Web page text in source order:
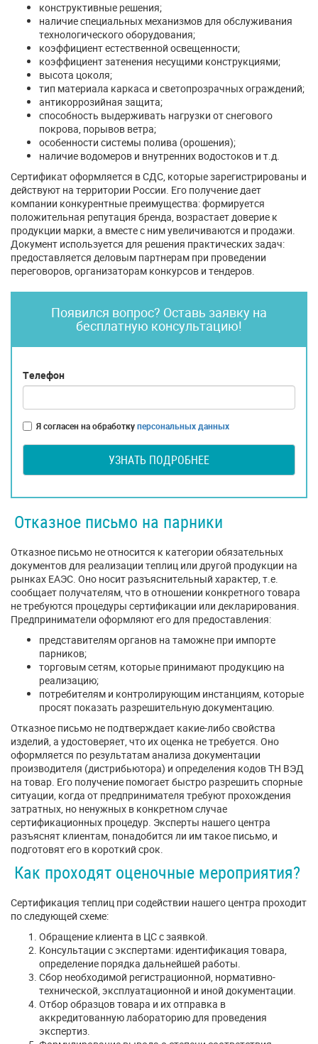
конструктивные решения;
наличие специальных механизмов для обслуживания
технологического оборудования;
коэффициент естественной освещенности;
коэффициент затенения несущими конструкциями;
высота цоколя;
тип материала каркаса и светопрозрачных ограждений;
антикоррозийная защита;
способность выдерживать нагрузки от снегового
покрова, порывов ветра;
особенности системы полива (орошения);
наличие водомеров и внутренних водостоков и т.д.
Сертификат оформляется в СДС, которые зарегистрированы и
действуют на территории России. Его получение дает
компании конкурентные преимущества: формируется
положительная репутация бренда, возрастает доверие к
продукции марки, а вместе с ним увеличиваются и продажи.
Документ используется для решения практических задач:
предоставляется деловым партнерам при проведении
переговоров, организаторам конкурсов и тендеров.
Появился вопрос? Оставь заявку на
бесплатную консультацию!
Телефон
Я согласен на обработкуперсональных данных
УЗНАТЬ ПОДРОБНЕЕ
Отказное письмо на парники
Отказное письмо не относится к категории обязательных
документов для реализации теплиц или другой продукции на
рынках ЕАЭС. Оно носит разъяснительный характер, т.е.
сообщает получателям, что в отношении конкретного товара
не требуются процедуры сертификации или декларирования.
Предприниматели оформляют его для предоставления:
представителям органов на таможне при импорте
парников;
торговым сетям, которые принимают продукцию на
реализацию;
потребителям и контролирующим инстанциям, которые
просят показать разрешительную документацию.
Отказное письмо не подтверждает какие-либо свойства
изделий, а удостоверяет, что их оценка не требуется. Оно
оформляется по результатам анализа документации
производителя (дистрибьютора) и определения кодов ТН ВЭД
на товар. Его получение помогает быстро разрешить спорные
ситуации, когда от предпринимателя требуют прохождения
затратных, но ненужных в конкретном случае
сертификационных процедур. Эксперты нашего центра
разъяснят клиентам, понадобится ли им такое письмо, и
подготовят его в короткий срок.
Как проходят оценочные мероприятия?
Сертификация теплиц при содействии нашего центра проходит
по следующей схеме:
Обращение клиента в ЦС с заявкой.
Консультации с экспертами: идентификация товара,
определение порядка дальнейшей работы.
Сбор необходимой регистрационной, нормативно-
технической, эксплуатационной и иной документации.
Отбор образцов товара и их отправка в
аккредитованную лабораторию для проведения
экспертиз.